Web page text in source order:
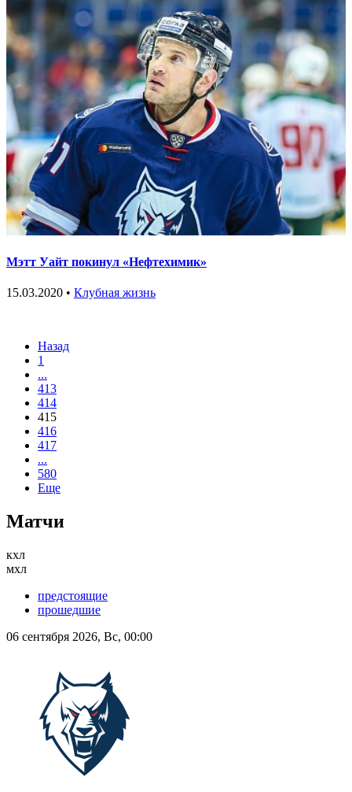
Мэтт Уайт покинул «Нефтехимик»
15.03.2020 • Клубная жизнь
Назад
1
...
413
414
415
416
417
...
580
Еще
Матчи
кхл
мхл
предстоящие
прошедшие
06 сентября 2026, Вс, 00:00